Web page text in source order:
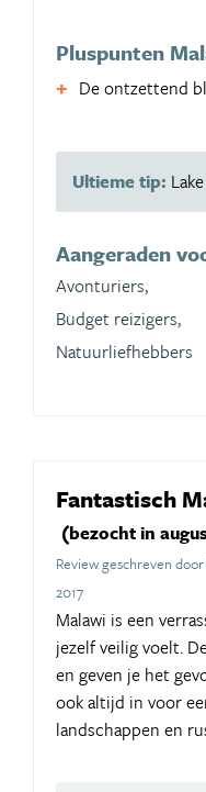
Pluspunten
De ontzettend
Ultieme tip:
Aangeraden
Avonturiers,
Budget reizigers,
Natuurliefhebbers
Fantastisch
(bezocht in
Review geschreven
2017
Malawi is een
jezelf veilig voelt.
en geven je het
ook altijd in voor
landschappen en